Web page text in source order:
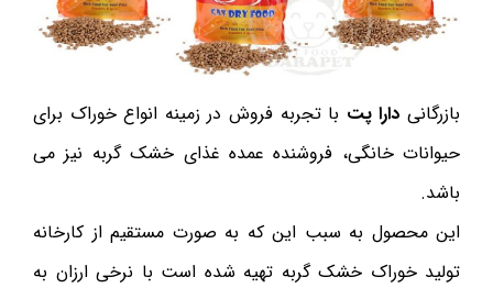
بازرگانی دارا پت با تجربه فروش در زمینه انواع خوراک برای
حیوانات خانگی، فروشنده عمده غذای خشک گربه نیز می
باشد.
این محصول به سبب این که به صورت مستقیم از کارخانه
تولید خوراک خشک گربه تهیه شده است با نرخی ارزان به